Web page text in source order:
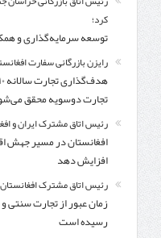
کرد؛
توسعه سرمایه‌گذاری و
رایزن بازرگانی سفارت
تجارت دوسویه محقق
رئیس اتاق مشترک ایران و
افغانستان در مسیر جهش
افزایش دهد
رئیس اتاق مشترک افغانستان
زمان عبور از تجارت
رسیده است